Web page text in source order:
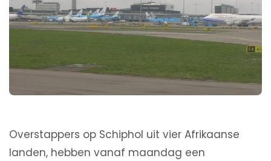
Overstappers op Schiphol uit vier Afrikaanse
landen, hebben vanaf maandag een